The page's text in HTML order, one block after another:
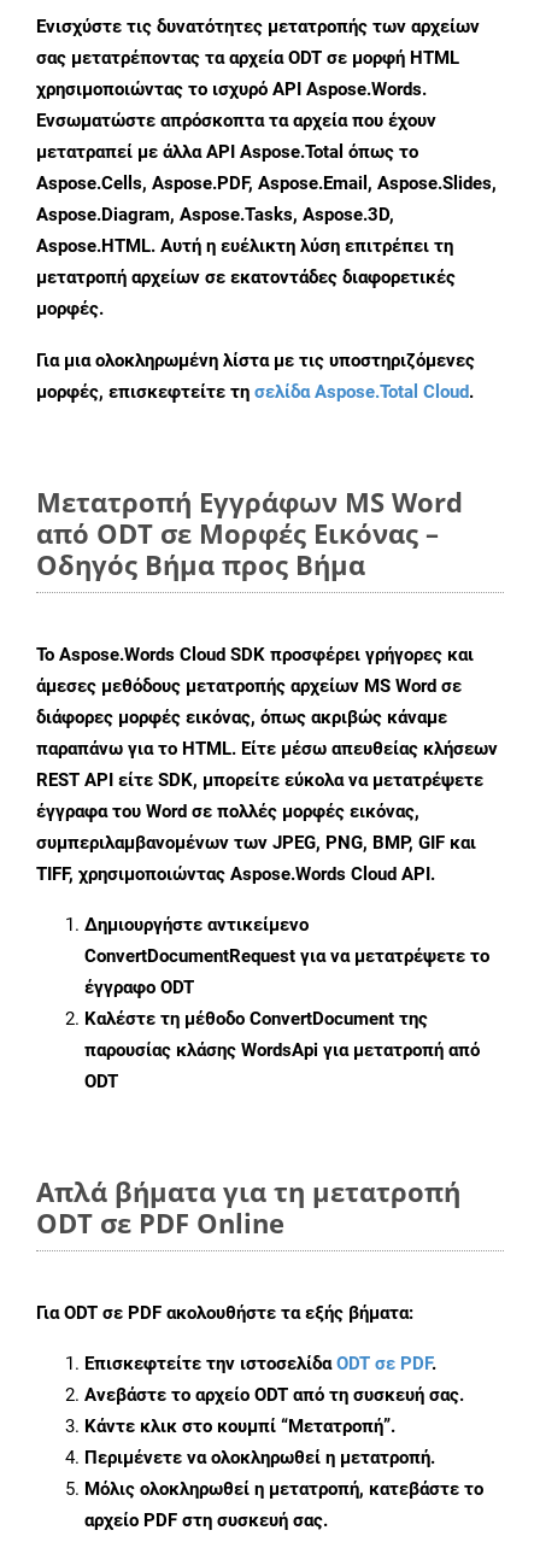
Ενισχύστε τις δυνατότητες μετατροπής των αρχείων
σας μετατρέποντας τα αρχεία ODT σε μορφή HTML
χρησιμοποιώντας το ισχυρό API Aspose.Words.
Ενσωματώστε απρόσκοπτα τα αρχεία που έχουν
μετατραπεί με άλλα API Aspose.Total όπως το
Aspose.Cells, Aspose.PDF, Aspose.Email, Aspose.Slides,
Aspose.Diagram, Aspose.Tasks, Aspose.3D,
Aspose.HTML. Αυτή η ευέλικτη λύση επιτρέπει τη
μετατροπή αρχείων σε εκατοντάδες διαφορετικές
μορφές.
Για μια ολοκληρωμένη λίστα με τις υποστηριζόμενες
μορφές, επισκεφτείτε τη σελίδα Aspose.Total Cloud.
Μετατροπή Εγγράφων MS Word
από ODT σε Μορφές Εικόνας –
Οδηγός Βήμα προς Βήμα
Το Aspose.Words Cloud SDK προσφέρει γρήγορες και
άμεσες μεθόδους μετατροπής αρχείων MS Word σε
διάφορες μορφές εικόνας, όπως ακριβώς κάναμε
παραπάνω για το HTML. Είτε μέσω απευθείας κλήσεων
REST API είτε SDK, μπορείτε εύκολα να μετατρέψετε
έγγραφα του Word σε πολλές μορφές εικόνας,
συμπεριλαμβανομένων των JPEG, PNG, BMP, GIF και
TIFF, χρησιμοποιώντας Aspose.Words Cloud API.
Δημιουργήστε αντικείμενο
ConvertDocumentRequest για να μετατρέψετε το
έγγραφο ODT
Καλέστε τη μέθοδο ConvertDocument της
παρουσίας κλάσης WordsApi για μετατροπή από
ODT
Απλά βήματα για τη μετατροπή
ODT σε PDF Online
ΓιαODT σε PDF ακολουθήστε τα εξής βήματα:
Επισκεφτείτε την ιστοσελίδαODT σε PDF.
Ανεβάστε το αρχείο ODT από τη συσκευή σας.
Κάντε κλικ στο κουμπί “Μετατροπή”.
Περιμένετε να ολοκληρωθεί η μετατροπή.
Μόλις ολοκληρωθεί η μετατροπή, κατεβάστε το
αρχείο PDF στη συσκευή σας.